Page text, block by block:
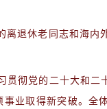
退休老同志和海内
彻党的二十大和二
业取得新突破。全